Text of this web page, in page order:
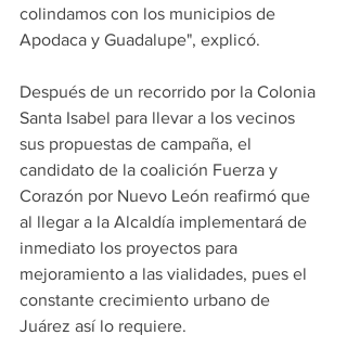
colindamos con los municipios de
Apodaca y Guadalupe", explicó.
Después de un recorrido por la Colonia
Santa Isabel para llevar a los vecinos
sus propuestas de campaña, el
candidato de la coalición Fuerza y
Corazón por Nuevo León reafirmó que
al llegar a la Alcaldía implementará de
inmediato los proyectos para
mejoramiento a las vialidades, pues el
constante crecimiento urbano de
Juárez así lo requiere.